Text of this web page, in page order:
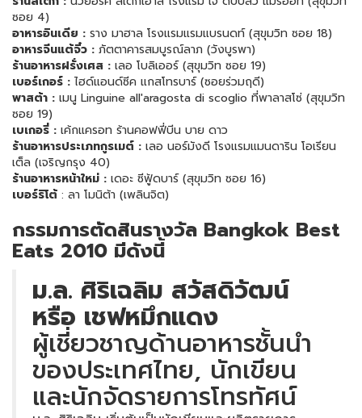
ซอย 4)
อาหารอินเดีย : ราง มาฮาล โรงแรมแรมแบรนดท์ (สุขุมวิท ซอย 18)
อาหารจีนแต้จิ๋ว : ภัตตาคารสมบูรณ์ลาภ (วังบูรพา)
ร้านอาหารฝรั่งเศส : เลอ โบลิเออร์ (สุขุมวิท ซอย 19)
เบอร์เกอร์ : ไฮด์แอนด์ซีค แกสโทรบาร์ (ซอยร่วมฤดี)
พาสต้า : เมนู Linguine all'aragosta di scoglio ที่พาลาสโซ่ (สุขุมวิท
ซอย 19)
เบเกอรี่ : เค้กแครอท ร้านคอฟฟี่บีน บาย ดาว
ร้านอาหารประเภทกูรเมต์ : เลอ นอร์มังดี โรงแรมแมนดาริน โอเรียน
เต็ล (เจริญกรุง 40)
ร้านอาหารหน้าใหม่ : เดอะ ซีฟู้ดบาร์ (สุขุมวิท ซอย 16)
เบอร์ริโต้ : ลา โมนิต้า (เพลินจิต)
กรรมการตัดสินรางวัล Bangkok Best
Eats 2010 มีดังนี้
ม.ล. ศิริเฉลิม สวัสดิวัฒน์
หรือ เชฟหมึกแดง
ผู้เชี่ยวชาญด้านอาหารชั้นนำ
ของประเทศไทย, นักเขียน
และนักจัดรายการโทรทัศน์